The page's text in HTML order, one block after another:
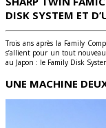
DISK SYSTEM ET
Trois ans après la Family
s’allient pour un tout nouveau
au Japon : le Family Disk
UNE MACHINE